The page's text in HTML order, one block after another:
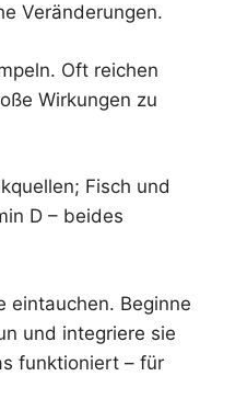
Veränderungen.
Oft reichen
Wirkungen zu
Fisch und
D – beides
eintauchen. Beginne
und integriere sie
funktioniert – für